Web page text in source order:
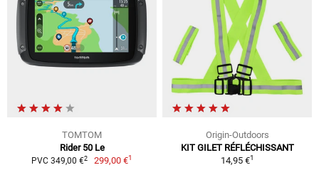
TOMTOM
Rider 50 Le
PVC 349,00 €2 299,00 €1
Origin-Outdoors
KIT GILET RÉFLÉCHISSANT
14,95 €1